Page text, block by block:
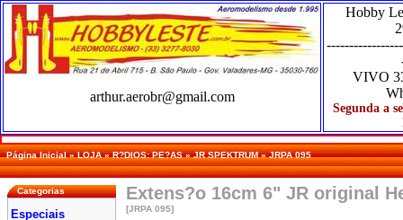
arthur.aerobr@gmail.com
Hobby
VIVO
Segunda a
Página Inicial»LOJA»R?DIOS: PE?AS»JR SPEKTRUM»JRPA 095
Categorias
Especiais
Extens?o 16cm 6" JR original
[JRPA 095]